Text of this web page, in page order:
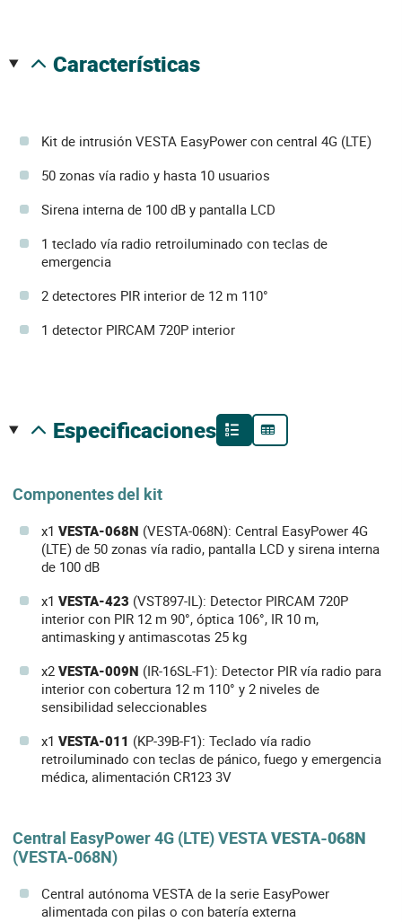
características
Kit de intrusión VESTA EasyPower con central 4G (LTE)
50 zonas vía radio y hasta 10 usuarios
Sirena interna de 100 dB y pantalla LCD
1 teclado vía radio retroiluminado con teclas de
emergencia
2 detectores PIR interior de 12 m 110°
1 detector PIRCAM 720P interior
especificaciones
Componentes del kit
x1 VESTA-068N (VESTA-068N): Central EasyPower 4G
(LTE) de 50 zonas vía radio, pantalla LCD y sirena interna
de 100 dB
x1 VESTA-423 (VST897-IL): Detector PIRCAM 720P
interior con PIR 12 m 90°, óptica 106°, IR 10 m,
antimasking y antimascotas 25 kg
x2 VESTA-009N (IR-16SL-F1): Detector PIR vía radio para
interior con cobertura 12 m 110° y 2 niveles de
sensibilidad seleccionables
x1 VESTA-011 (KP-39B-F1): Teclado vía radio
retroiluminado con teclas de pánico, fuego y emergencia
médica, alimentación CR123 3V
Central EasyPower 4G (LTE) VESTAVESTA-068N
(VESTA-068N)
Central autónoma VESTA de la serie EasyPower
alimentada con pilas o con batería externa